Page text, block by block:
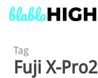
Skip
Tag
Fuji X-Pro2